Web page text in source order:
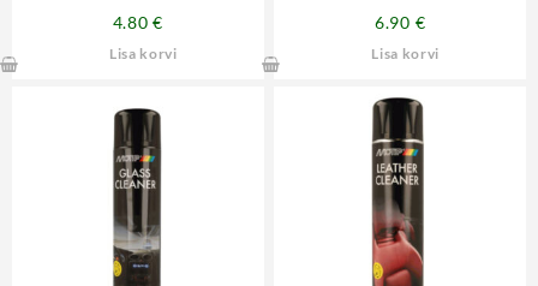
4.80€
Lisa korvi
6.90 €
Lisa korvi